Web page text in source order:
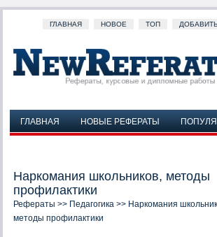
ГЛАВНАЯ НОВОЕ ТОП
ГЛАВНАЯ НОВЫЕ РЕФЕРАТЫ
Наркомания школьников, методы
профилактики
Рефераты >> Педагогика >> Наркомания
методы профилактики